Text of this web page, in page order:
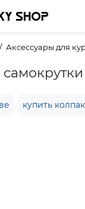
Аксессуары для
купить колпак